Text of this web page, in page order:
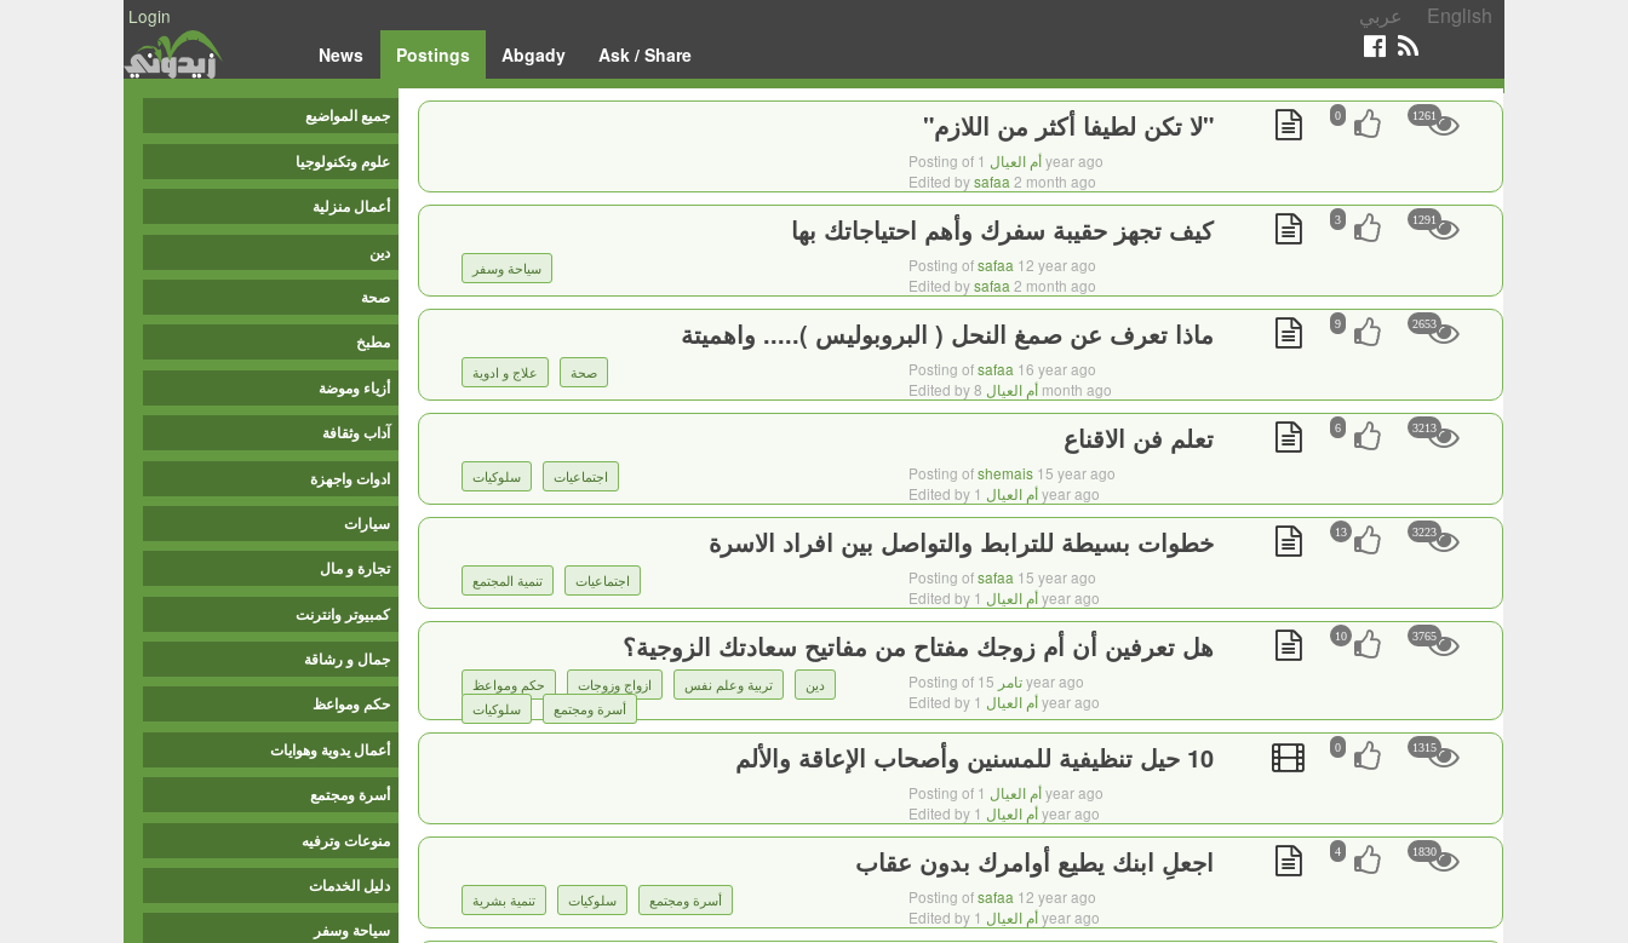
Login عربي English
News Postings Abgady Ask / Share
جميع المواضيع
علوم وتكنولوجيا
أعمال منزلية
دين
صحة
مطبخ
أزياء وموضة
آداب وثقافة
ادوات واجهزة
سيارات
تجارة و مال
كمبيوتر وانترنت
جمال و رشاقة
حكم ومواعظ
أعمال يدوية وهوايات
أسرة ومجتمع
منوعات وترفيه
دليل الخدمات
سياحة وسفر
"لا تكن لطيفا أكثر من اللازم"
Posting of أم العيال1 year ago
Edited bysafaa 2 month ago
0 1261
كيف تجهز حقيبة سفرك وأهم احتياجاتك بها
سياحة وسفر Posting ofsafaa 12 year ago
Edited bysafaa 2 month ago
3 1291
ماذا تعرف عن صمغ النحل ( البروبوليس )..... واهميتة
صحة علاج و ادوية Posting ofsafaa 16 year ago
Edited by
أم العيال8 month ago
9 2653
تعلم فن الاقناع
اجتماعيات سلوكيات Posting ofshemais 15 year ago
Edited by
أم العيال1 year ago
6 3213
خطوات بسيطة للترابط والتواصل بين افراد الاسرة
اجتماعيات تنمية المجتمع Posting ofsafaa 15 year ago
Edited by
أم العيال1 year ago
13 3223
هل تعرفين أن أم زوجك مفتاح من مفاتيح سعادتك الزوجية؟
دين تربية وعلم نفس ازواج وزوجات
حكم ومواعظ
أسرة ومجتمع
سلوكيات
Posting of تامر15 year ago
Edited by
أم العيال1 year ago
10 3765
10 حيل تنظيفية للمسنين وأصحاب الإعاقة والألم
Posting of أم العيال1 year ago
Edited by
أم العيال1 year ago
0 1315
اجعلِ ابنك يطيع أوامرك بدون عقاب
أسرة ومجتمع سلوكيات تنمية بشرية Posting ofsafaa 12 year ago
Edited by
أم العيال1 year ago
4 1830